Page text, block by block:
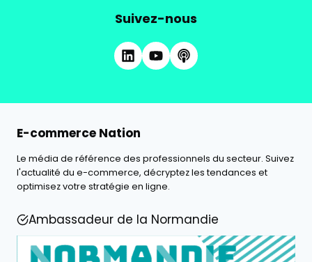
Suivez-nous
E-commerce Nation
Le média de référence des professionnels du secteur. Suivez
l'actualité du e-commerce, décryptez les tendances et
optimisez votre stratégie en ligne.
Ambassadeur de la Normandie